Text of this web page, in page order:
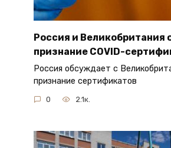
Россия и Великобритания
признание COVID-
Россия обсуждает с
признание сертификатов
0 2.1к.